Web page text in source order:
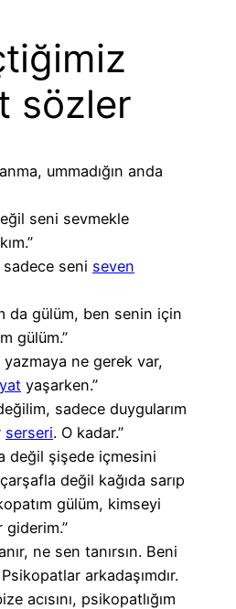
sözler
ummadığın anda
seni sevmekle
seni seven
da gülüm, ben senin için
gülüm.”
ne gerek var,
yaşarken.”
sadece duygularım
serseri. O kadar.”
değil şişede içmesini
değil kağıda sarıp
gülüm, kimseyi
giderim.”
ne sen tanırsın. Beni
arkadaşımdır.
acısını, psikopatlığım